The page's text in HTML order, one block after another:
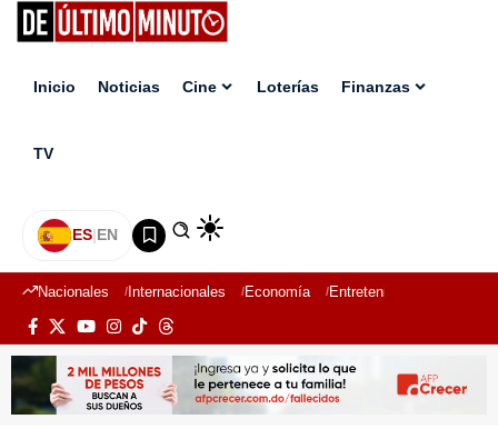
Inicio Noticias Cine Loterías Finanzas
TV
ES|EN
Nacionales Internacionales Economía Entretenimiento